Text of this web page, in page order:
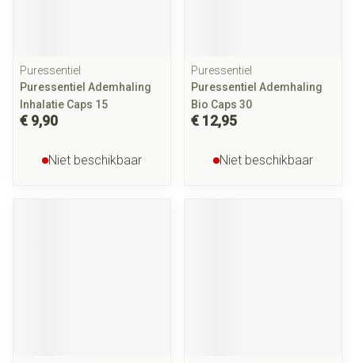
Puressentiel
Puressentiel Ademhaling
Inhalatie Caps 15
€ 9,90
Niet beschikbaar
Puressentiel
Puressentiel Ademhaling
Bio Caps 30
€ 12,95
Niet beschikbaar